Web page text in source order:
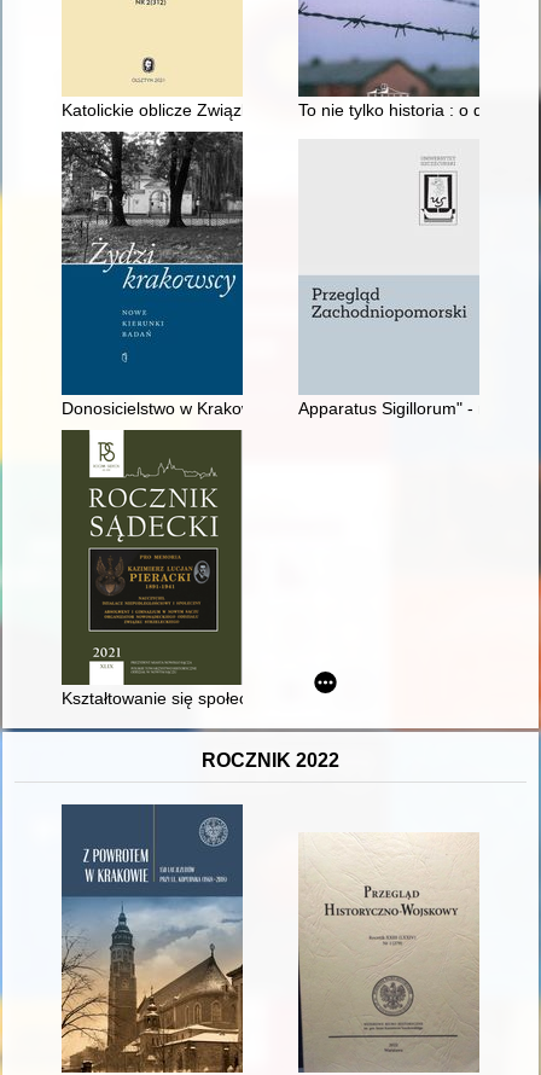
Katolickie oblicze Związku Polaków w Niemczech = Catholic
To nie tylko historia : o
Donosicielstwo w Krakowie w latach 1939-1945
Apparatus Sigillorum" -
Kształtowanie się społeczności kolejarskiej Nowego Sącza :
ROCZNIK 2022